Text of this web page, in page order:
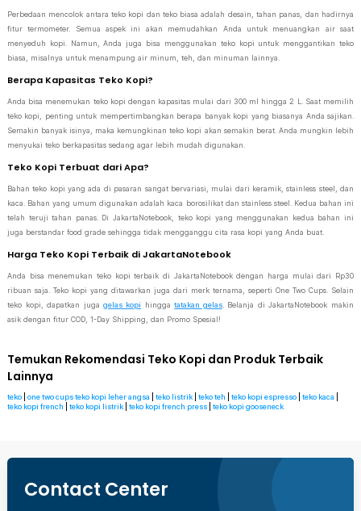
Perbedaan mencolok antara teko kopi dan teko biasa adalah desain, tahan panas, dan hadirnya
fitur termometer. Semua aspek ini akan memudahkan Anda untuk menuangkan air saat
menyeduh kopi. Namun, Anda juga bisa menggunakan teko kopi untuk menggantikan teko
biasa, misalnya untuk menampung air minum, teh, dan minuman lainnya.
Berapa Kapasitas Teko Kopi?
Anda bisa menemukan teko kopi dengan kapasitas mulai dari 300 ml hingga 2 L. Saat memilih
teko kopi, penting untuk mempertimbangkan berapa banyak kopi yang biasanya Anda sajikan.
Semakin banyak isinya, maka kemungkinan teko kopi akan semakin berat. Anda mungkin lebih
menyukai teko berkapasitas sedang agar lebih mudah digunakan.
Teko Kopi Terbuat dari Apa?
Bahan teko kopi yang ada di pasaran sangat bervariasi, mulai dari keramik, stainless steel, dan
kaca. Bahan yang umum digunakan adalah kaca borosilikat dan stainless steel. Kedua bahan ini
telah teruji tahan panas. Di JakartaNotebook, teko kopi yang menggunakan kedua bahan ini
juga berstandar food grade sehingga tidak mengganggu cita rasa kopi yang Anda buat.
Harga Teko Kopi Terbaik di JakartaNotebook
Anda bisa menemukan teko kopi terbaik di JakartaNotebook dengan harga mulai dari Rp30
ribuan saja. Teko kopi yang ditawarkan juga dari merk ternama, seperti One Two Cups. Selain
teko kopi, dapatkan jugagelas kopi hinggatatakan gelas. Belanja di JakartaNotebook makin
asik dengan fitur COD, 1-Day Shipping, dan Promo Spesial!
Temukan Rekomendasi Teko Kopi dan Produk Terbaik
Lainnya
teko one two cups teko kopi leher angsa teko listrik teko teh teko kopi espresso teko kaca
teko kopi french
teko kopi listrik teko kopi french press teko kopi gooseneck
Contact Center